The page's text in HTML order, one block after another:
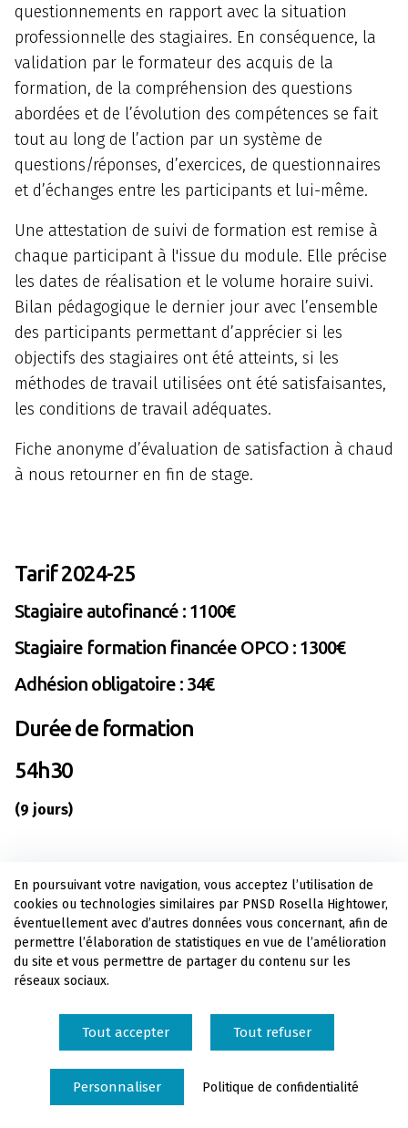
questionnements en rapport avec la situation
professionnelle des stagiaires. En conséquence, la
validation par le formateur des acquis de la
formation, de la compréhension des questions
abordées et de l’évolution des compétences se fait
tout au long de l’action par un système de
questions/réponses, d’exercices, de questionnaires
et d’échanges entre les participants et lui-même.
Une attestation de suivi de formation est remise à
chaque participant à l'issue du module. Elle précise
les dates de réalisation et le volume horaire suivi.
Bilan pédagogique le dernier jour avec l’ensemble
des participants permettant d’apprécier si les
objectifs des stagiaires ont été atteints, si les
méthodes de travail utilisées ont été satisfaisantes,
les conditions de travail adéquates.
Fiche anonyme d’évaluation de satisfaction à chaud
à nous retourner en fin de stage.
Tarif 2024-25
Stagiaire autofinancé : 1100€
Stagiaire formation financée OPCO : 1300€
Adhésion obligatoire : 34€
Durée de formation
54h30
(9 jours)
Taux de satisfaction
Année 22-23 : 96,67%
(Taux de réponse de 83.33%)
Taux d'atteinte des objectifs pour les
bénéficiaires
Année 22-23 : 90%
En poursuivant votre navigation, vous acceptez l’utilisation de
cookies ou technologies similaires par PNSD Rosella Hightower,
éventuellement avec d’autres données vous concernant, afin de
permettre l’élaboration de statistiques en vue de l’amélioration
du site et vous permettre de partager du contenu sur les
réseaux sociaux.
Tout accepter Tout refuser
Personnaliser Politique de confidentialité